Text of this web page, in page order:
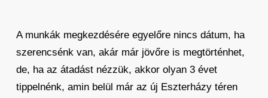
A munkák megkezdésére egyelőre nincs dátum, ha
szerencsénk van, akár már jövőre is megtörténhet,
de, ha az átadást nézzük, akkor olyan 3 évet
tippelnénk, amin belül már az új Eszterházy téren